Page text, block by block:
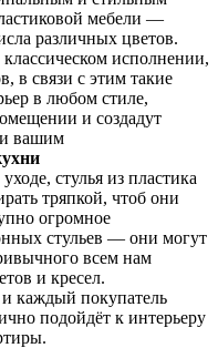
мебели —
различных цветов.
исполнении,
в связи с этим такие
в любом стиле,
и создадут
и вашим
стулья из пластика
тряпкой, чтоб они
огромное
стульев — они могут
всем нам
и кресел.
каждый покупатель
подойдёт к интерьеру